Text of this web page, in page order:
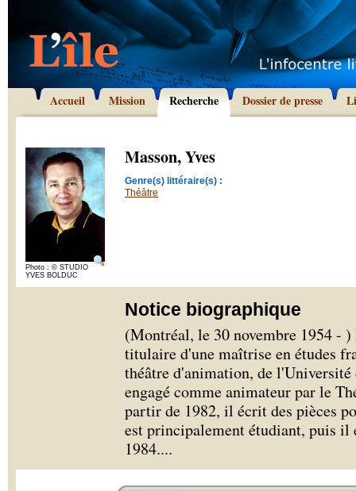
Accueil Mission Recherche Dossier de presse
Photo : © STUDIO
YVES BOLDUC
Masson, Yves
Genre(s) littéraire(s) :
Théâtre
Notice biographique
(Montréal, le 30 novembre 1954 -
titulaire d'une maîtrise en études
théâtre d'animation, de
engagé comme animateur par le
partir de 1982, il écrit des pièces
est principalement étudiant, puis
1984....